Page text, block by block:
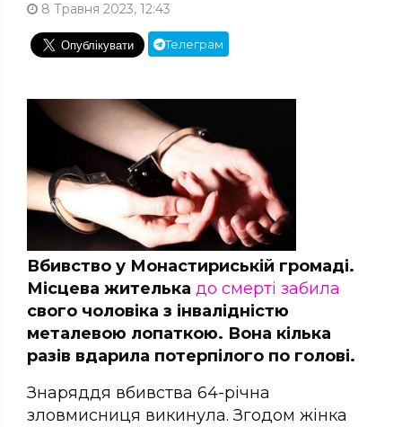
8 Травня 2023, 12:43
Телеграм
Вбивство у Монастириській громаді.
Місцева жителька до смерті забила
свого чоловіка з інвалідністю
металевою лопаткою. Вона кілька
разів вдарила потерпілого по голові.
Знаряддя вбивства 64-річна
зловмисниця викинула. Згодом жінка